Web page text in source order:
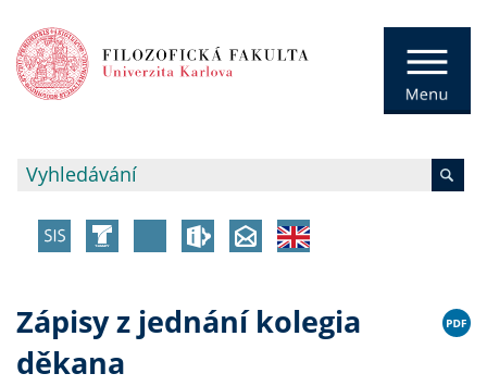
Zápisy z jednání kolegia
děkana